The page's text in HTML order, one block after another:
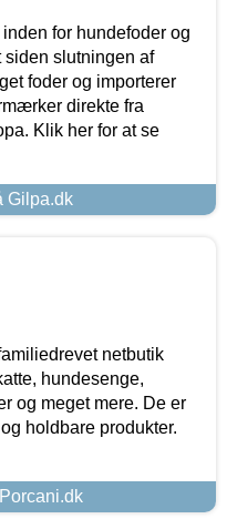
for hundefoder og
siden slutningen af
foder og importerer
direkte fra
Klik her for at se
Gilpa.dk
netbutik
hundesenge,
og meget mere. De er
holdbare produkter.